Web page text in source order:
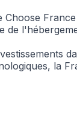
Choose
de
la